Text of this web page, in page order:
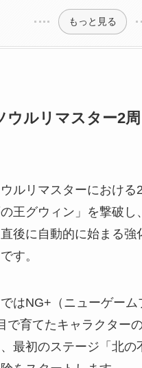
もっと見る
ウルリマスター2
ルリマスターにおける
王グウィン」を撃破し
後に自動的に始まる強
す。
はNG+（ニューゲーム
で育てたキャラクター
最初のステージ「北の